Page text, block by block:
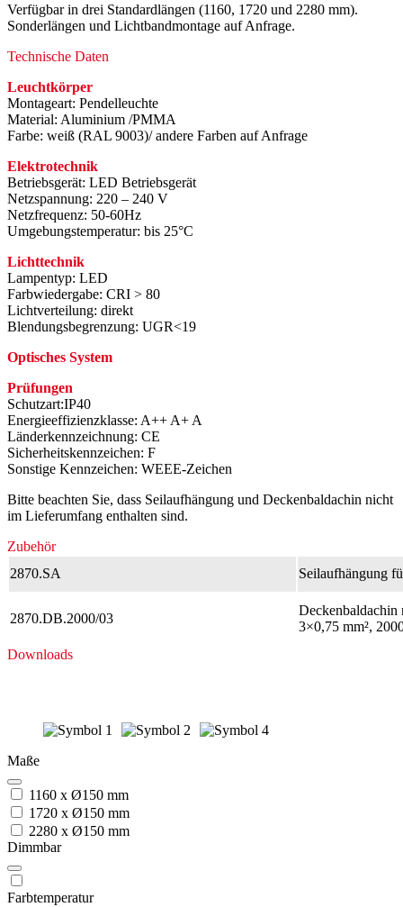
Verfügbar in drei Standardlängen (1160, 1720 und 2280 mm).
Sonderlängen und Lichtbandmontage auf Anfrage.
Technische Daten
Leuchtkörper
Montageart: Pendelleuchte
Material: Aluminium /PMMA
Farbe: weiß (RAL 9003)/ andere Farben auf Anfrage
Elektrotechnik
Betriebsgerät: LED Betriebsgerät
Netzspannung: 220 – 240 V
Netzfrequenz: 50-60Hz
Umgebungstemperatur: bis 25°C
Lichttechnik
Lampentyp: LED
Farbwiedergabe: CRI > 80
Lichtverteilung: direkt
Blendungsbegrenzung: UGR<19
Optisches System
Prüfungen
Schutzart:IP40
Energieeffizienzklasse: A++ A+ A
Länderkennzeichnung: CE
Sicherheitskennzeichen: F
Sonstige Kennzeichen: WEEE-Zeichen
Bitte beachten Sie, dass Seilaufhängung und Deckenbaldachin nicht
im Lieferumfang enthalten sind.
Zubehör
2870.SA
Seilaufhängung
2870.DB.2000/03
Deckenbaldachin
3×0,75 mm²,
Downloads
Maße
1160 x Ø150 mm
1720 x Ø150 mm
2280 x Ø150 mm
Dimmbar
Farbtemperatur